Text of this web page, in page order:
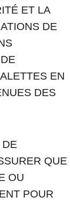
ET LA
DE
EN
DES
DE
QUE
OU
POUR